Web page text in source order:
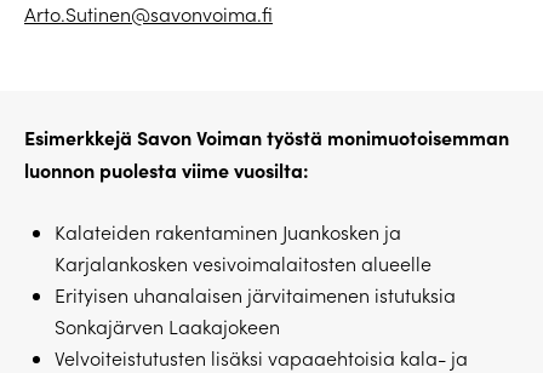
Arto.Sutinen@savonvoima.fi
Esimerkkejä Savon Voiman työstä monimuotoisemman
luonnon puolesta viime vuosilta:
Kalateiden rakentaminen Juankosken ja
Karjalankosken vesivoimalaitosten alueelle
Erityisen uhanalaisen järvitaimenen istutuksia
Sonkajärven Laakajokeen
Velvoiteistutusten lisäksi vapaaehtoisia kala- ja